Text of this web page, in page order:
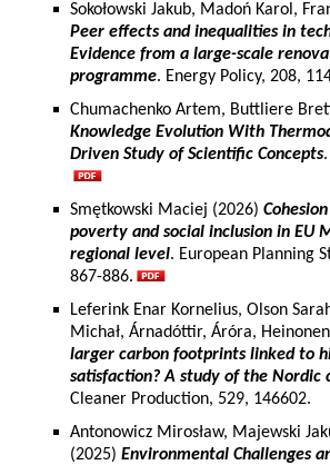
Sokołowski Jakub, Madoń Karol,
Peer effects and inequalities in
Evidence from a large-scale
programme. Energy Policy, 208,
Chumachenko Artem, Buttliere
Knowledge Evolution With
Driven Study of Scientific Concepts
Smętkowski Maciej (2026)
poverty and social inclusion in EU
regional level. European Planning
867-886.
Leferink Enar Kornelius, Olson
Michał, Árnadóttir, Áróra,
larger carbon footprints linked to
satisfaction? A study of the Nordic
Cleaner Production, 529, 146602.
Antonowicz Mirosław, Majewski
(2025) Environmental Challenges